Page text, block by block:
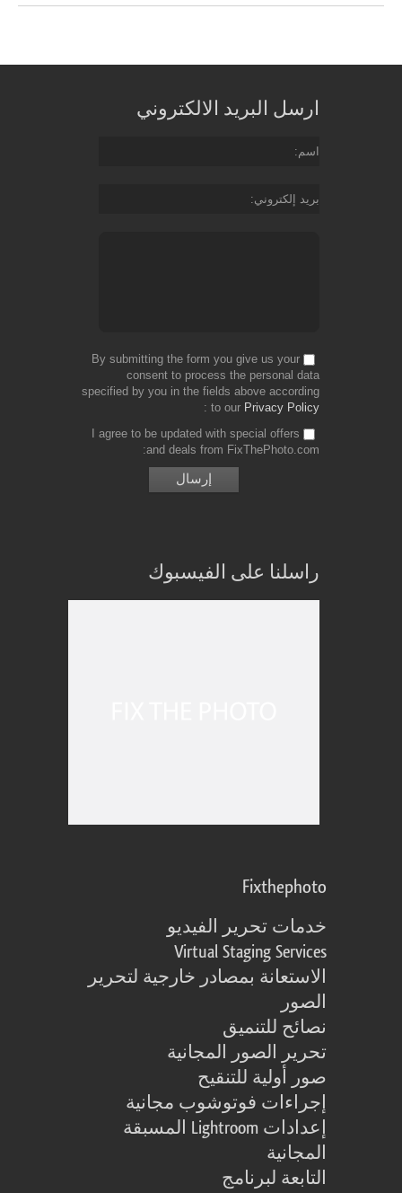
ارسل البريد الالكتروني
اسم
بريد إلكتروني
By submitting the form you give us your
consent to process the personal data
specified by you in the fields above according
to our Privacy Policy
I agree to be updated with special offers
and deals from FixThePhoto.com
راسلنا على الفيسبوك
Fixthephoto
خدمات تحرير الفيديو
Virtual Staging Services
الاستعانة بمصادر خارجية لتحرير
الصور
نصائح للتنميق
تحرير الصور المجانية
صور أولية للتنقيح
إجراءات فوتوشوب مجانية
إعدادات Lightroom المسبقة
المجانية
التابعة لبرنامج